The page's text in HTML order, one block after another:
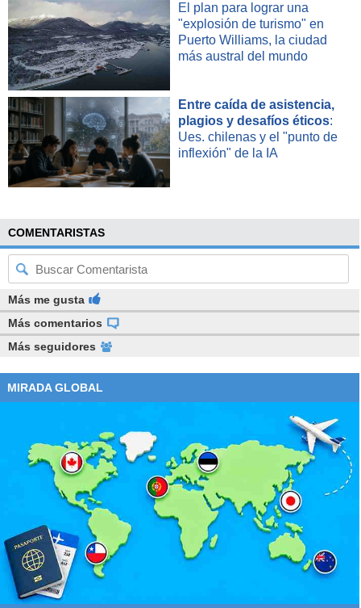
protección de la persona frente al totalitarismo (...) en el
segundo proceso eso cambiaba y decía que estado está al
servicio de las personas y de la sociedad".
El plan para lograr una
"explosión de turismo" en
Puerto Williams, la ciudad
más austral del mundo
Entre caída de asistencia,
plagios y desafíos éticos:
Ues. chilenas y el "punto de
inflexión" de la IA
COMENTARISTAS
Más me gusta
Más comentarios
Más seguidores
MIRADA GLOBAL